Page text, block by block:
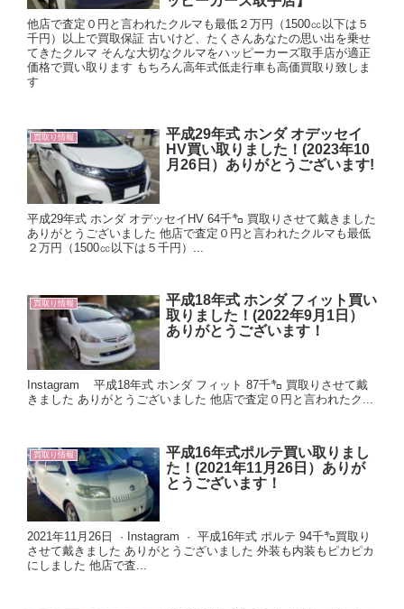
他店で査定０円と言われたクルマも最低２万円（1500㏄以下は５
千円）以上で買取保証 古いけど、たくさんあなたの思い出を乗せ
てきたクルマ そんな大切なクルマをハッピーカーズ取手店が適正
価格で買い取ります もちろん高年式低走行車も高価買取り致しま
す
買取り情報
平成29年式 ホンダ オデッセイ
HV買い取りました！(2023年10
月26日）ありがとうございます!
平成29年式 ホンダ オデッセイHV 64千㌔ 買取りさせて戴きました
ありがとうございました 他店で査定０円と言われたクルマも最低
２万円（1500㏄以下は５千円）...
買取り情報
平成18年式 ホンダ フィット買い
取りました！(2022年9月1日）
ありがとうございます！
Instagram 平成18年式 ホンダ フィット 87千㌔ 買取りさせて戴
きました ありがとうございました 他店で査定０円と言われたク...
買取り情報
平成16年式ポルテ買い取りまし
た！(2021年11月26日）ありが
とうございます！
2021年11月26日 · Instagram · 平成16年式 ポルテ 94千㌔買取り
させて戴きました ありがとうございました 外装も内装もピカピカ
にしました 他店で査...